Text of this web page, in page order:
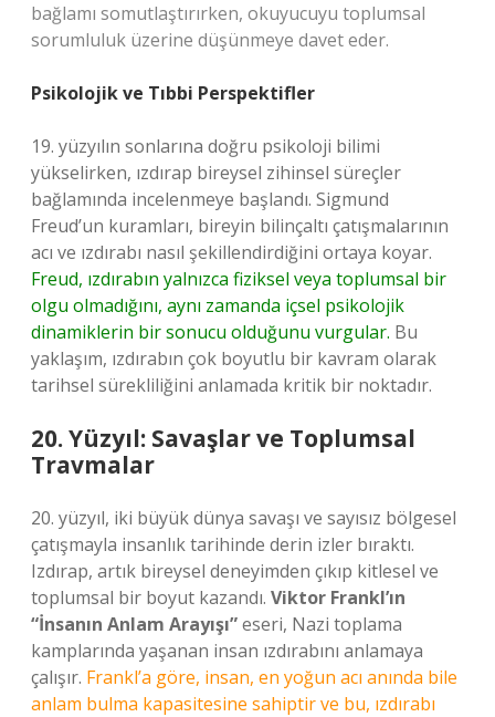
bağlamı somutlaştırırken, okuyucuyu toplumsal
sorumluluk üzerine düşünmeye davet eder.
Psikolojik ve Tıbbi Perspektifler
19. yüzyılın sonlarına doğru psikoloji bilimi
yükselirken, ızdırap bireysel zihinsel süreçler
bağlamında incelenmeye başlandı. Sigmund
Freud’un kuramları, bireyin bilinçaltı çatışmalarının
acı ve ızdırabı nasıl şekillendirdiğini ortaya koyar.
Freud, ızdırabın yalnızca fiziksel veya toplumsal bir
olgu olmadığını, aynı zamanda içsel psikolojik
dinamiklerin bir sonucu olduğunu vurgular. Bu
yaklaşım, ızdırabın çok boyutlu bir kavram olarak
tarihsel sürekliliğini anlamada kritik bir noktadır.
20. Yüzyıl: Savaşlar ve Toplumsal
Travmalar
20. yüzyıl, iki büyük dünya savaşı ve sayısız bölgesel
çatışmayla insanlık tarihinde derin izler bıraktı.
Izdırap, artık bireysel deneyimden çıkıp kitlesel ve
toplumsal bir boyut kazandı. Viktor Frankl’ın
“İnsanın Anlam Arayışı”eseri, Nazi toplama
kamplarında yaşanan insan ızdırabını anlamaya
çalışır. Frankl’a göre, insan, en yoğun acı anında bile
anlam bulma kapasitesine sahiptir ve bu, ızdırabı